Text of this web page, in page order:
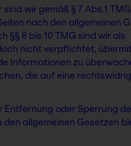
wir gemäß § 7 Abs.1
nach den allgemeinen
§§ 8 bis 10 TMG sind wir als
nicht verpflichtet,
Informationen zu
die auf eine
Entfernung oder Sperrung
den allgemeinen Gesetzen